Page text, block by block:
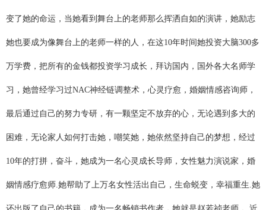
变了她的命运，当她看到舞台上的老师那么挥洒自如的演讲，她励志
她也要成为像舞台上的老师一样的人，在这10年时间她投资大脑300多
万学费，把所有的金钱都投资学习成长，拜访国内，国外各大名师学
习，她曾经学习过NAC神经链调整术，心灵疗愈，婚姻情感咨询师，
最后通过自己的努力专研，有一颗坚定不放弃的心，无论遇到多大的
困难，无论家人如何打击她，嘲笑她，她依然坚持自己的梦想，经过
10年的打拼，奋斗，她成为一名心灵成长导师，女性魅力演说家，婚
姻情感疗愈师.她帮助了上万名女性活出自己，生命蜕变，幸福重生.她